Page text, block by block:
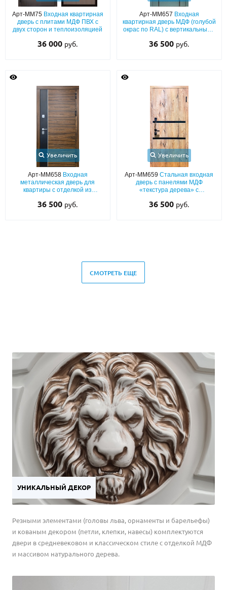
Арт-ММ75 Входная квартирная
дверь с плитами МДФ ПВХ с
двух сторон и теплоизоляцией
36 000 руб.
Арт-ММ657 Входная
квартирная дверь МДФ (голубой
окрас по RAL) с вертикальными
36 500 руб.
Увеличить
Арт-ММ658 Входная
металлическая дверь для
квартиры с отделкой из
МДФ со шпоном с обеих сторон
36 500 руб.
Увеличить
Арт-ММ659Стальная входная
дверь с панелями МДФ
«текстура дерева» с
полосками
36 500 руб.
СМОТРЕТЬ ЕЩЕ
УНИКАЛЬНЫЙ ДЕКОР
Резными элементами (головы льва, орнаменты и барельефы)
и кованым декором (петли, клепки, навесы) комплектуются
двери в средневековом и классическом стиле с отделкой МДФ
и массивом натурального дерева.